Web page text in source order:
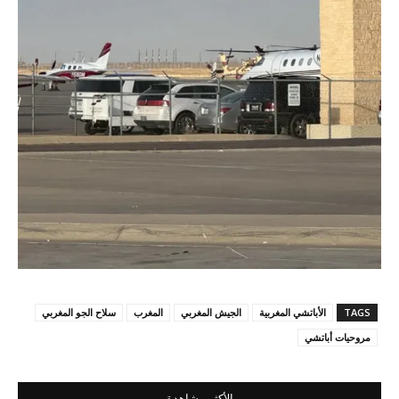
TAGS الأباتشي المغربية الجيش المغربي المغرب
سلاح الجو المغربي
مروحيات أباتشي